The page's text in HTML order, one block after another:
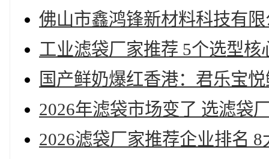
佛山市鑫鸿锋新材料科技有
工业滤袋厂家推荐 5个选型核
国产鲜奶爆红香港：君乐宝
2026年滤袋市场变了 选滤袋
2026滤袋厂家推荐企业排名